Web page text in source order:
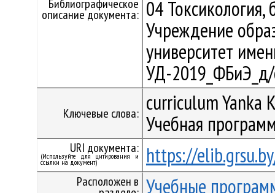
Библиографическое
описание документа: 04
Учреждение
университет
УД-
Ключевые слова: curriculum Yanka
Учебная
URI документа:
(Используйте для цитирования и
ссылки на документ) https://
Расположен в Учебные